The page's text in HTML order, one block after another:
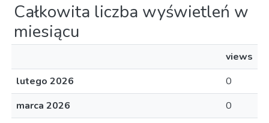
Całkowita liczba wyświetleń w
miesiącu
views
lutego 2026
0
marca 2026
0